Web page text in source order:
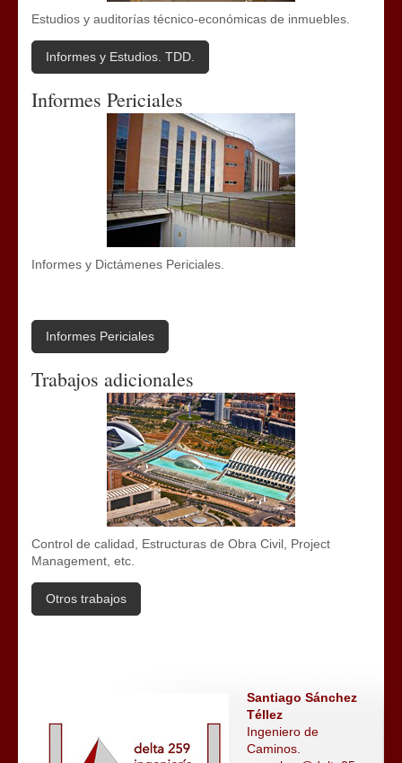
Estudios y auditorías técnico-económicas de inmuebles.
Informes y Estudios. TDD.
Informes Periciales
Informes y Dictámenes Periciales.
Informes Periciales
Trabajos adicionales
Control de calidad, Estructuras de Obra Civil, Project
Management, etc.
Otros trabajos
Santiago Sánchez
Téllez
Ingeniero de
Caminos.